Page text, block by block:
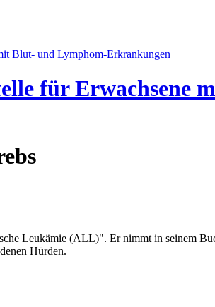
für Erwachsene
Leukämie (ALL)". Er nimmt in seinem
Hürden.